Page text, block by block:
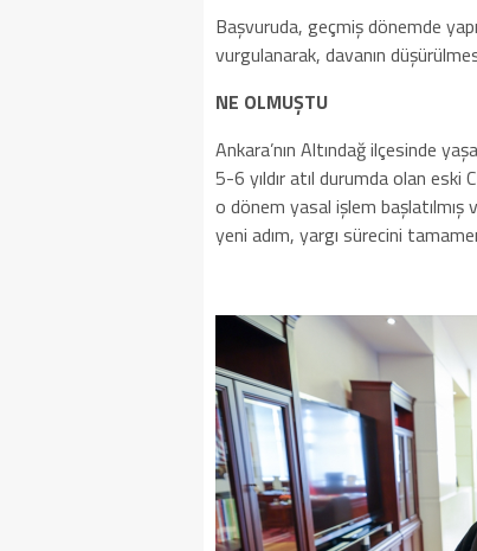
​Başvuruda, geçmiş dönemde
vurgulanarak, davanın
​NE OLMUŞTU
​Ankara’nın Altındağ ilçesinde
5-6 yıldır atıl durumda olan eski
o dönem yasal işlem başlatılmış
yeni adım, yargı sürecini